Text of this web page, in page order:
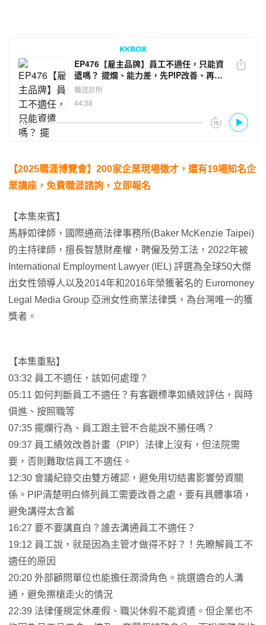
【2025職涯博覽會】200家企業現場徵才，還有19場知名企
業講座，免費職涯諮詢，立即報名
【本集來賓】
馬靜如律師，國際通商法律事務所(Baker McKenzie Taipei)
的主持律師，擅長智慧財產權，聘僱及勞工法，2022年被
International Employment Lawyer (IEL) 評選為全球50大傑
出女性領導人以及2014年和2016年榮獲著名的 Euromoney
Legal Media Group 亞洲女性商業法律獎，為台灣唯一的獲
獎者。
【本集重點】
03:32 員工不適任，該如何處理？
05:11 如何判斷員工不適任？有客觀標準如績效評估，與時
俱進、按照職等
07:35 擺爛行為、員工跟主管不合能說不勝任嗎？
09:37 員工績效改善計畫（PIP）法律上沒有，但法院需
要，否則難取信員工不適任。
12:30 會議紀錄交由雙方確認，避免用切結書影響勞資關
係。PIP清楚明白條列員工需要改善之處，要有具體事項，
避免講得太含蓄
16:27 要不要講直白？誰去溝通員工不適任？
19:12 員工說，就是因為主管才做得不好？！先瞭解員工不
適任的原因
20:20 外部顧問單位也能擔任潤滑角色。挑選適合的人溝
通，避免擦槍走火的情況
22:39 法律僅規定休產假、職災休假不能資遣。但企業也不